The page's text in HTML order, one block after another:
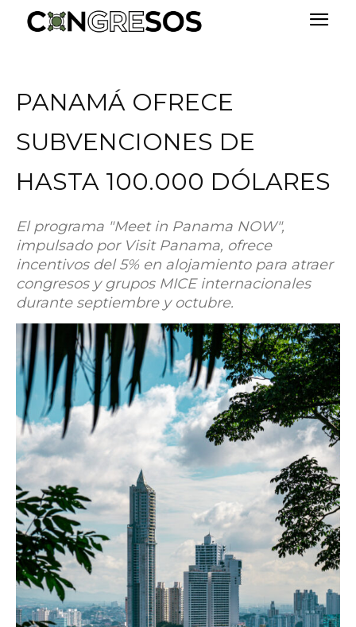
PANAMÁ OFRECE
SUBVENCIONES DE
HASTA 100.000 DÓLARES
El programa "Meet in Panama NOW",
impulsado por Visit Panama, ofrece
incentivos del 5% en alojamiento para atraer
congresos y grupos MICE internacionales
durante septiembre y octubre.